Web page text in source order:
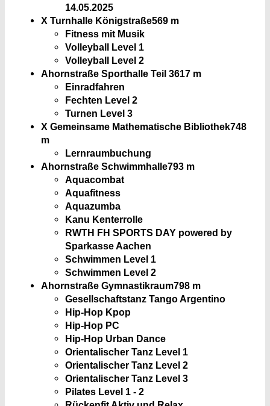
14.05.2025
X Turnhalle Königstraße569 m
Fitness mit Musik
Volleyball Level 1
Volleyball Level 2
Ahornstraße Sporthalle Teil 3617 m
Einradfahren
Fechten Level 2
Turnen Level 3
X Gemeinsame Mathematische Bibliothek748
m
Lernraumbuchung
Ahornstraße Schwimmhalle793 m
Aquacombat
Aquafitness
Aquazumba
Kanu Kenterrolle
RWTH FH SPORTS DAY powered by
Sparkasse Aachen
Schwimmen Level 1
Schwimmen Level 2
Ahornstraße Gymnastikraum798 m
Gesellschaftstanz Tango Argentino
Hip-Hop Kpop
Hip-Hop PC
Hip-Hop Urban Dance
Orientalischer Tanz Level 1
Orientalischer Tanz Level 2
Orientalischer Tanz Level 3
Pilates Level 1 - 2